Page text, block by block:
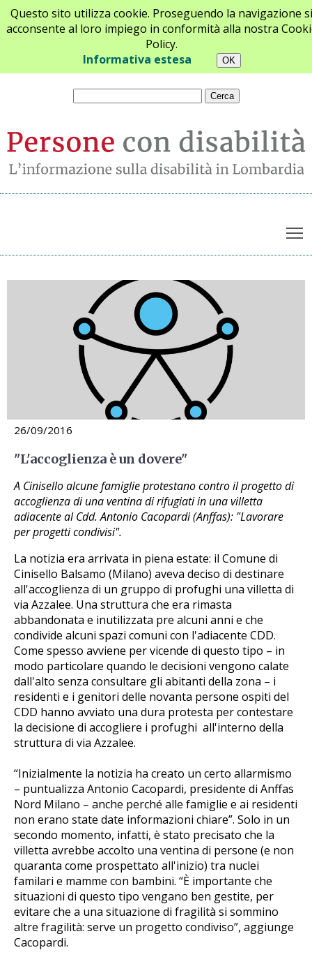
Questo sito utilizza cookie. Proseguendo la navigazione si
acconsente al loro impiego in conformità alla nostra
Policy.
Informativa estesa
Chi siamo Newsletter Contatti
Archivio notizie
26/09/2016
"L'accoglienza è un dovere"
A Cinisello alcune famiglie protestano contro il progetto di
accoglienza di una ventina di rifugiati in una villetta
adiacente al Cdd. Antonio Cacopardi (Anffas): "Lavorare
per progetti condivisi".
La notizia era arrivata in piena estate: il Comune di
Cinisello Balsamo (Milano) aveva deciso di destinare
all'accoglienza di un gruppo di profughi una villetta di
via Azzalee. Una struttura che era rimasta
abbandonata e inutilizzata pre alcuni anni e che
condivide alcuni spazi comuni con l'adiacente CDD.
Come spesso avviene per vicende di questo tipo – in
modo particolare quando le decisioni vengono calate
dall'alto senza consultare gli abitanti della zona – i
residenti e i genitori delle novanta persone ospiti del
CDD hanno avviato una dura protesta per contestare
la decisione di accogliere i profughi all'interno della
struttura di via Azzalee.
“Inizialmente la notizia ha creato un certo allarmismo
– puntualizza Antonio Cacopardi, presidente di Anffas
Nord Milano – anche perché alle famiglie e ai residenti
non erano state date informazioni chiare”. Solo in un
secondo momento, infatti, è stato precisato che la
villetta avrebbe accolto una ventina di persone (e non
quaranta come prospettato all'inizio) tra nuclei
familari e mamme con bambini. “È importante che
situazioni di questo tipo vengano ben gestite, per
evitare che a una situazione di fragilità si sommino
altre fragilità: serve un progetto condiviso”, aggiunge
Cacopardi.